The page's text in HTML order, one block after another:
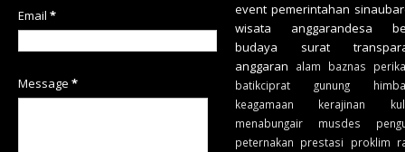
Email *
Message *
event pemerintahan
wisata
anggarandesa
budaya
surat
anggaran
alam baznas
batikciprat
gunung
keagamaan
kerajinan
menabungair
musdes
peternakan prestasi proklim